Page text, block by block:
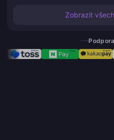
Zobrazit